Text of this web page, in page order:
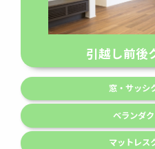
引越し前後
窓・サッシ
ベランダ
マットレス